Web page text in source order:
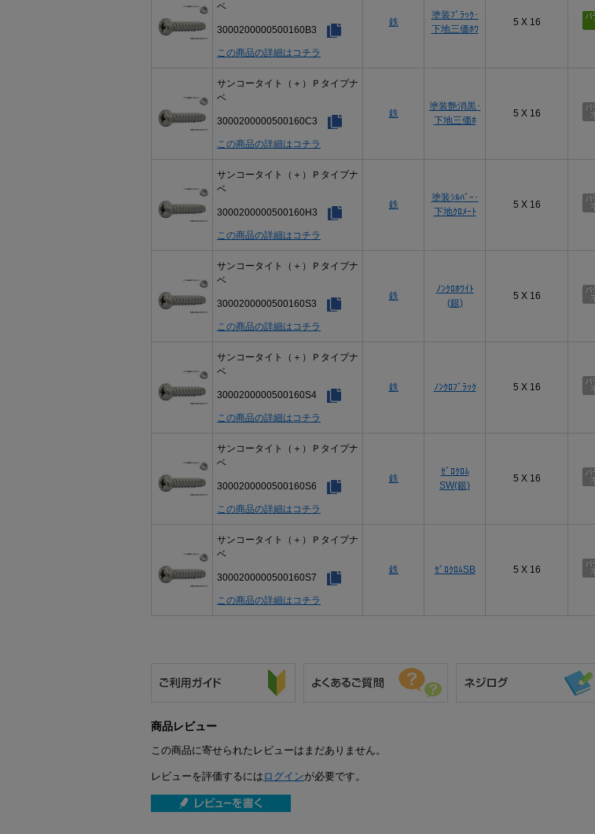
ベ
3000200000500160B3
この商品の詳細はコチラ
鉄
塗装ﾌﾞﾗｯｸ･
下地三価ﾎﾜ
5 X 16
サンコータイト（＋）Ｐタイプナ
ベ
3000200000500160C3
この商品の詳細はコチラ
鉄
塗装艶消黒･
下地三価ﾎ
5 X 16
サンコータイト（＋）Ｐタイプナ
ベ
3000200000500160H3
この商品の詳細はコチラ
鉄
塗装ｼﾙﾊﾞｰ･
下地ｸﾛﾒｰﾄ
5 X 16
サンコータイト（＋）Ｐタイプナ
ベ
3000200000500160S3
この商品の詳細はコチラ
鉄
ﾉﾝｸﾛﾎﾜｲﾄ
(銀)
5 X 16
サンコータイト（＋）Ｐタイプナ
ベ
3000200000500160S4
この商品の詳細はコチラ
鉄 ﾉﾝｸﾛﾌﾞﾗｯｸ 5 X 16
サンコータイト（＋）Ｐタイプナ
ベ
3000200000500160S6
この商品の詳細はコチラ
鉄
ｾﾞﾛｸﾛﾑ
SW(銀)
5 X 16
サンコータイト（＋）Ｐタイプナ
ベ
3000200000500160S7
この商品の詳細はコチラ
鉄 ｾﾞﾛｸﾛﾑSB 5 X 16
商品レビュー
この商品に寄せられたレビューはまだありません。
レビューを評価するには ログインが必要です。